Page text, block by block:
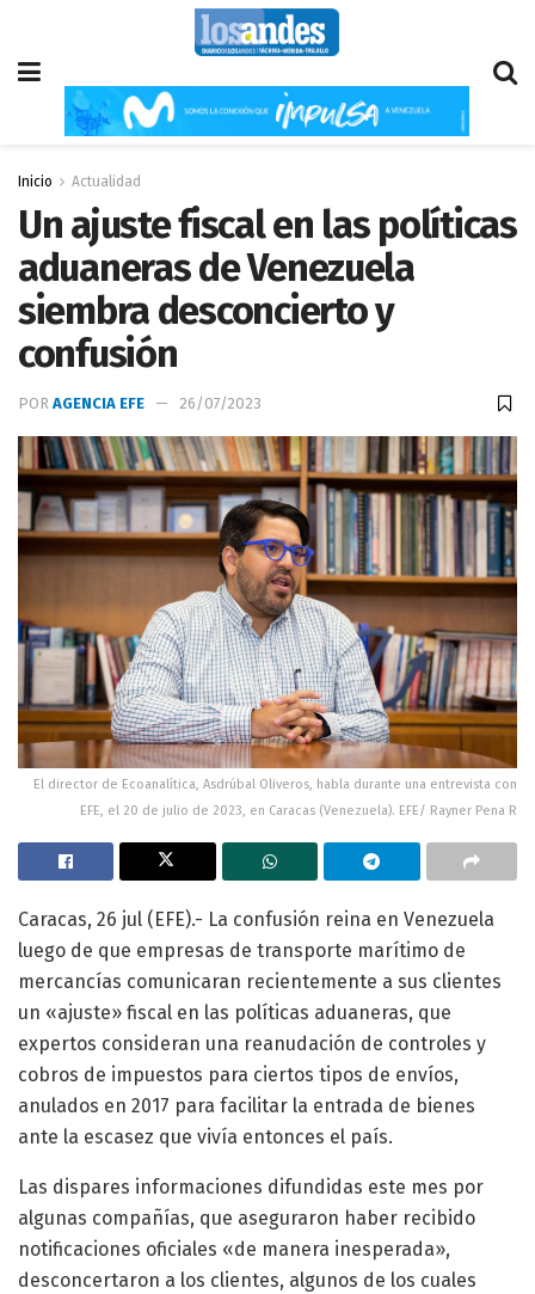
Inicio Actualidad
Un ajuste fiscal en las políticas
aduaneras de Venezuela
siembra desconcierto y
confusión
POR AGENCIA EFE 26/07/2023
El director de Ecoanalítica, Asdrúbal Oliveros, habla durante una entrevista con
EFE, el 20 de julio de 2023, en Caracas (Venezuela). EFE/ Rayner Pena R
Caracas, 26 jul (EFE).- La confusión reina en Venezuela
luego de que empresas de transporte marítimo de
mercancías comunicaran recientemente a sus clientes
un «ajuste» fiscal en las políticas aduaneras, que
expertos consideran una reanudación de controles y
cobros de impuestos para ciertos tipos de envíos,
anulados en 2017 para facilitar la entrada de bienes
ante la escasez que vivía entonces el país.
Las dispares informaciones difundidas este mes por
algunas compañías, que aseguraron haber recibido
notificaciones oficiales «de manera inesperada»,
desconcertaron a los clientes, algunos de los cuales